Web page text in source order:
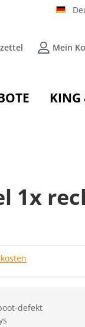
Mein
KING
1x
defekt